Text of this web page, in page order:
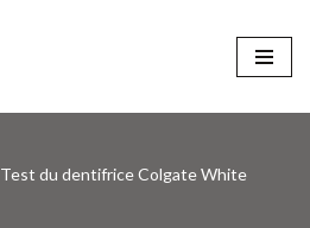
Test du dentifrice Colgate White